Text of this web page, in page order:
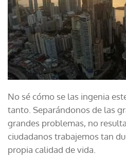
No sé cómo se las ingenia
tanto. Separándonos de las
grandes problemas, no
ciudadanos trabajemos tan
propia calidad de vida.